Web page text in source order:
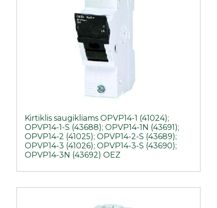
Kirtiklis saugikliams OPVP14-1 (41024);
OPVP14-1-S (43688); OPVP14-1N (43691);
OPVP14-2 (41025); OPVP14-2-S (43689);
OPVP14-3 (41026); OPVP14-3-S (43690);
OPVP14-3N (43692) OEZ